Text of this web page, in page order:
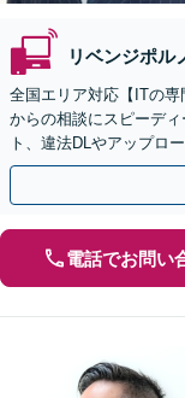
リベンジポル
全国エリア対応【ITの
からの相談にスピーデ
ト、違法DLやアップロ
【WEB面談OK&解決実
電話でお問い